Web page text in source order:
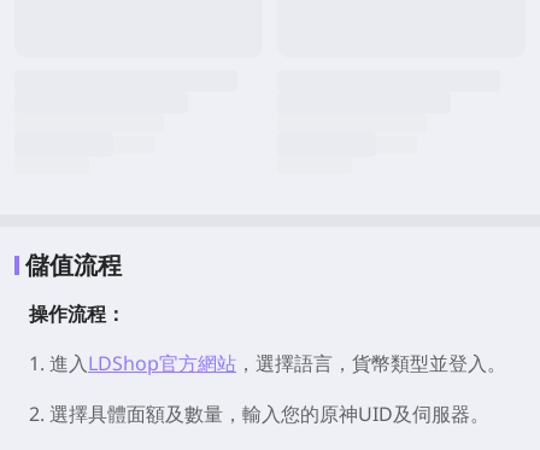
儲值流程
操作流程：
1. 進入LDShop官方網站 ，選擇語言，貨幣類型並登入。
2. 選擇具體面額及數量，輸入您的原神UID及伺服器。